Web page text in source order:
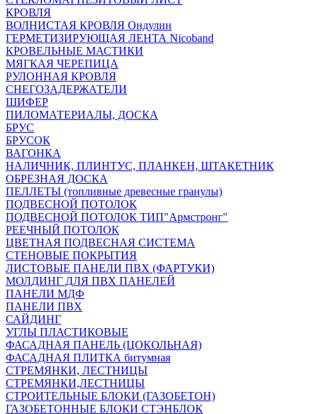
КРОВЛЯ
ВОЛНИСТАЯ КРОВЛЯ Ондулин
ГЕРМЕТИЗИРУЮЩАЯ ЛЕНТА Nicoband
КРОВЕЛЬНЫЕ МАСТИКИ
МЯГКАЯ ЧЕРЕПИЦА
РУЛОННАЯ КРОВЛЯ
СНЕГОЗАДЕРЖАТЕЛИ
ШИФЕР
ПИЛОМАТЕРИАЛЫ, ДОСКА
БРУС
БРУСОК
ВАГОНКА
НАЛИЧНИК, ПЛИНТУС, ПЛАНКЕН, ШТАКЕТНИК
ОБРЕЗНАЯ ДОСКА
ПЕЛЛЕТЫ (топливные древесные гранулы)
ПОДВЕСНОЙ ПОТОЛОК
ПОДВЕСНОЙ ПОТОЛОК ТИП"Армстронг"
РЕЕЧНЫЙ ПОТОЛОК
ЦВЕТНАЯ ПОДВЕСНАЯ СИСТЕМА
СТЕНОВЫЕ ПОКРЫТИЯ
ЛИСТОВЫЕ ПАНЕЛИ ПВХ (ФАРТУКИ)
МОЛДИНГ ДЛЯ ПВХ ПАНЕЛЕЙ
ПАНЕЛИ МДФ
ПАНЕЛИ ПВХ
САЙДИНГ
УГЛЫ ПЛАСТИКОВЫЕ
ФАСАДНАЯ ПАНЕЛЬ (ЦОКОЛЬНАЯ)
ФАСАДНАЯ ПЛИТКА битумная
СТРЕМЯНКИ, ЛЕСТНИЦЫ
СТРЕМЯНКИ,ЛЕСТНИЦЫ
СТРОИТЕЛЬНЫЕ БЛОКИ (ГАЗОБЕТОН)
ГАЗОБЕТОННЫЕ БЛОКИ СТЭНБЛОК